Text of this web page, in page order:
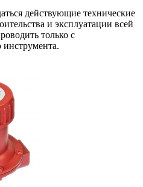
действующие технические
и эксплуатации всей
только с
инструмента.